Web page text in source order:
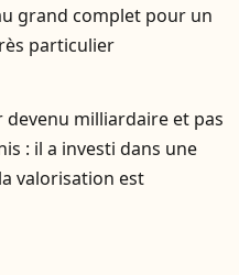
grand complet pour un
particulier
devenu milliardaire et pas
: il a investi dans une
valorisation est